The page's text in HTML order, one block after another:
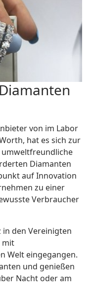
von im Labor
hat es sich zur
umweltfreundliche
Diamanten
auf Innovation
zu einer
Verbraucher
den Vereinigten
mit
Welt eingegangen.
und genießen
Nacht oder am